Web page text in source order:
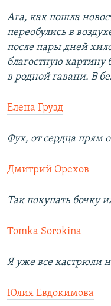
Ага, как пошла
переобулись в
после пары дней
благостную картину
в родной гавани. В
Елена Грузд
Фух, от сердца прям
Дмитрий Орехов
Так покупать бочку
Tomka Sorokina
Я уже все кастрюли
Юлия Евдокимова